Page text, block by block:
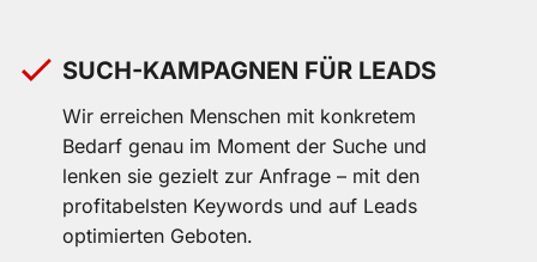
SUCH-KAMPAGNEN FÜR LEADS
Wir erreichen Menschen mit konkretem
Bedarf genau im Moment der Suche und
lenken sie gezielt zur Anfrage – mit den
profitabelsten Keywords und auf Leads
optimierten Geboten.